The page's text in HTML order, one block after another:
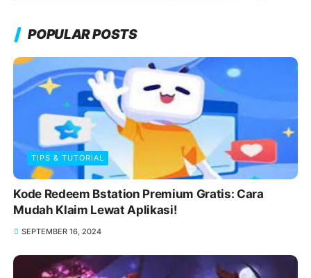
POPULAR POSTS
TIPS & TUTORIAL
Kode Redeem Bstation Premium Gratis: Cara
Mudah Klaim Lewat Aplikasi!
SEPTEMBER 16, 2024